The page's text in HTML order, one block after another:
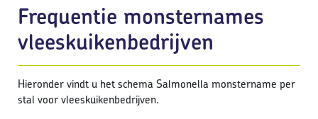
Frequentie monsternames
vleeskuikenbedrijven
Hieronder vindt u het schema Salmonella monstername per
stal voor vleeskuikenbedrijven.